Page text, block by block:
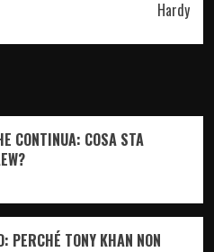
Hardy
CONTINUA: COSA STA
PERCHÉ TONY KHAN NON